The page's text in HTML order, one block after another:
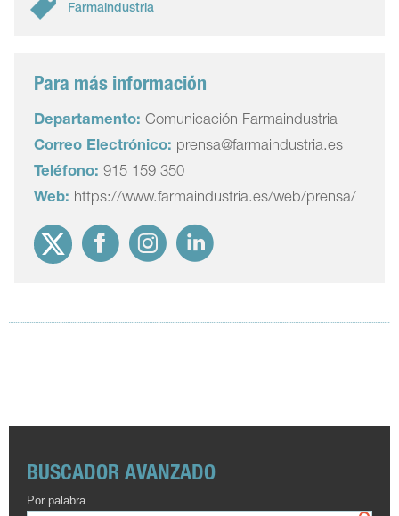
Farmaindustria
Para más información
Departamento: Comunicación Farmaindustria
Correo Electrónico: prensa@farmaindustria.es
Teléfono: 915 159 350
Web: https://www.farmaindustria.es/web/prensa/
BUSCADOR AVANZADO
Por palabra